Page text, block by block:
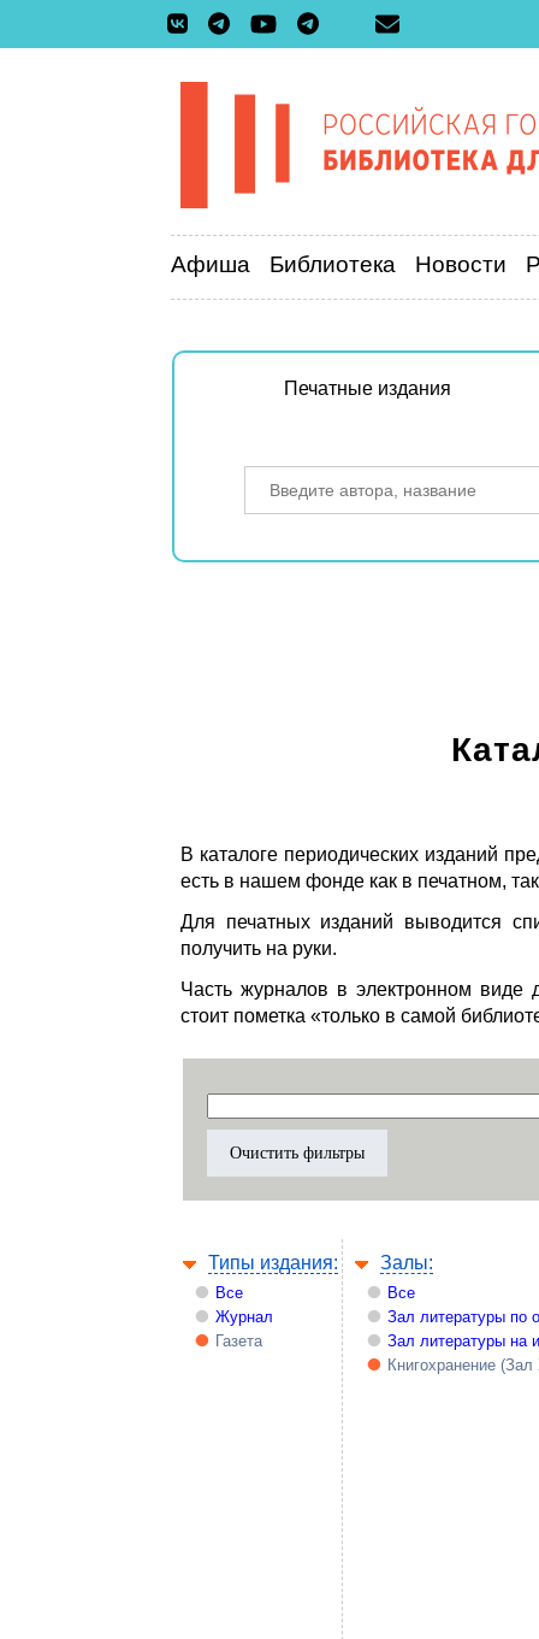
Афиша Библиотека Новости
Печатные издания
В каталоге периодических изданий
есть в нашем фонде как в печатном,
Для печатных изданий выводится
получить на руки.
Часть журналов в электронном виде
стоит пометка «только в самой
Типы издания:
Все
Журнал
Газета
Залы:
Все
Зал литературы по
Зал литературы на
Книгохранение